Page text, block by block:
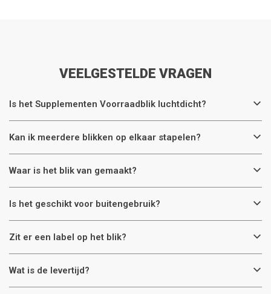
VEELGESTELDE VRAGEN
Is het Supplementen Voorraadblik luchtdicht?
Kan ik meerdere blikken op elkaar stapelen?
Waar is het blik van gemaakt?
Is het geschikt voor buitengebruik?
Zit er een label op het blik?
Wat is de levertijd?